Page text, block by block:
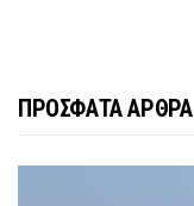
ΠΡΟΣΦΑΤΑ ΑΡΘΡΑ